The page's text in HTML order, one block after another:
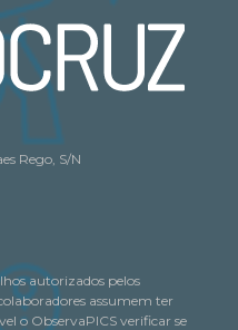
Rego, S/N
autorizados pelos
assumem ter
o ObservaPICS verificar se